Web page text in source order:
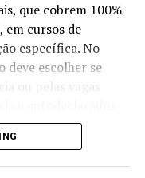
que cobrem 100%
em cursos de
específica. No
deve escolher se
ou pelas vagas